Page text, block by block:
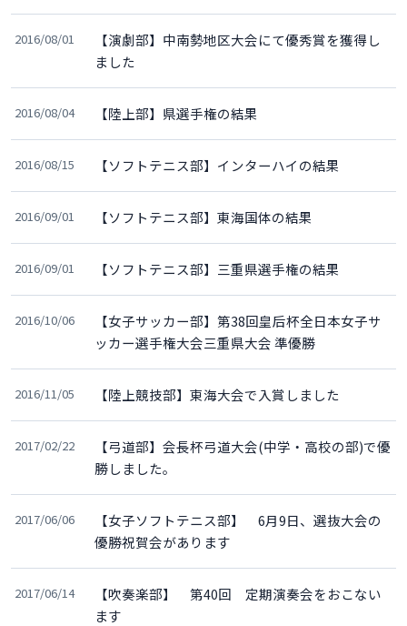
2016/08/01
【演劇部】中南勢地区大会にて優秀賞を獲得し
ました
2016/08/04 【陸上部】県選手権の結果
2016/08/15 【ソフトテニス部】インターハイの結果
2016/09/01 【ソフトテニス部】東海国体の結果
2016/09/01 【ソフトテニス部】三重県選手権の結果
2016/10/06
【女子サッカー部】第38回皇后杯全日本女子サ
ッカー選手権大会三重県大会 準優勝
2016/11/05 【陸上競技部】東海大会で入賞しました
2017/02/22
【弓道部】会長杯弓道大会(中学・高校の部)で優
勝しました。
2017/06/06
【女子ソフトテニス部】 6月9日、選抜大会の
優勝祝賀会があります
2017/06/14
【吹奏楽部】 第40回 定期演奏会をおこない
ます